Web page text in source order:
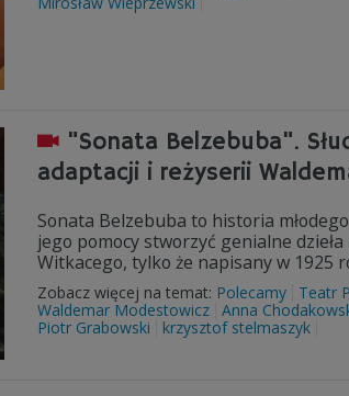
"Sonata Belzebuba".
adaptacji i reżyserii
Sonata Belzebuba to historia
jego pomocy stworzyć genialne
Witkacego, tylko że napisany w 1925
Zobacz więcej na temat: Polecamy Teatr
Waldemar Modestowicz Anna
Piotr Grabowski
krzysztof stelmaszyk